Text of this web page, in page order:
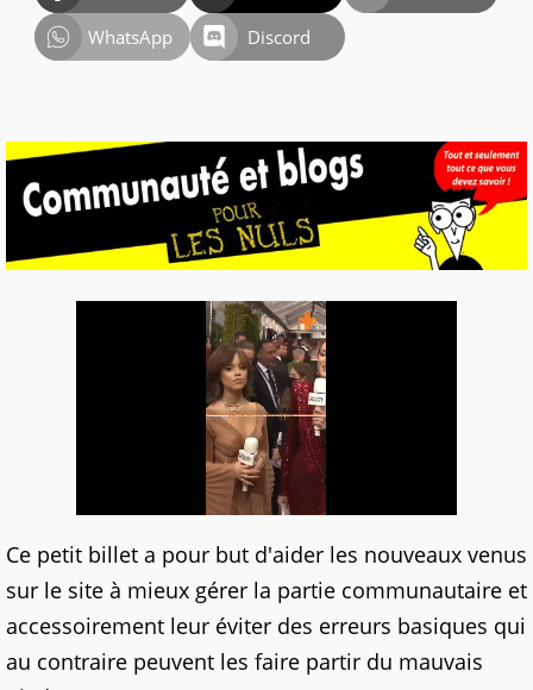
WhatsApp
Discord
Ce petit billet a pour but d'aider les nouveaux venus
sur le site à mieux gérer la partie communautaire et
accessoirement leur éviter des erreurs basiques qui
au contraire peuvent les faire partir du mauvais